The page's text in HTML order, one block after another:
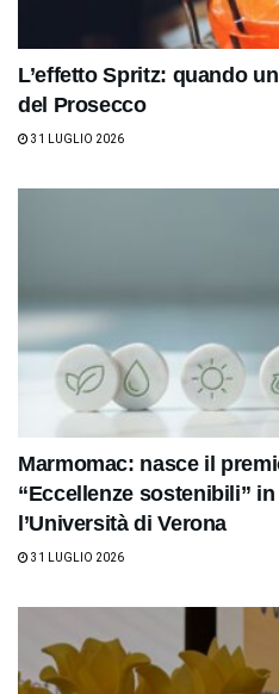
L’effetto Spritz: quando
del Prosecco
31 LUGLIO 2026
Marmomac: nasce il
“Eccellenze sostenibili”
l’Università di Verona
31 LUGLIO 2026